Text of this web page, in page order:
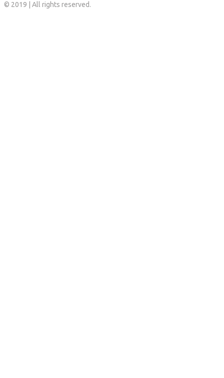
© 2019 | All rights reserved.